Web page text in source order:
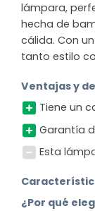
lámpara,
hecha de
cálida. Con
tanto estilo
Ventajas y
Tiene un
Garantía
Esta
¿Por qué